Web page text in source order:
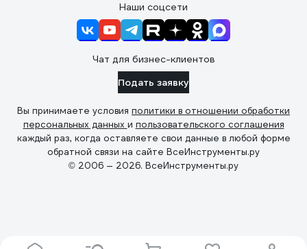
Наши соцсети
Чат для бизнес-клиентов
Подать заявку
Вы принимаете условия политики в отношении обработки
персональных данных и пользовательского соглашения
каждый раз, когда оставляете свои данные в любой форме
обратной связи на сайте ВсеИнструменты.ру
© 2006 — 2026. ВсеИнструменты.ру